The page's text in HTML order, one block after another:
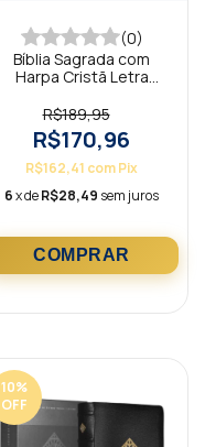
(0)
Bíblia Sagrada com
Harpa Cristã Letra
R$189,95
R$170,96
R$162,41 comPix
6x deR$28,49 sem juros
10%
OFF